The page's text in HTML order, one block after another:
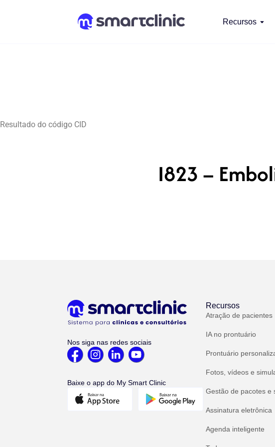
Recursos
Resultado do código CID
I823 –
Nos siga nas redes sociais
Baixe o app do My Smart Clinic
Recursos
Atração de pacientes
IA no prontuário
Prontuário
Fotos, vídeos e
Gestão de pacotes e
Assinatura eletrônica
Agenda inteligente